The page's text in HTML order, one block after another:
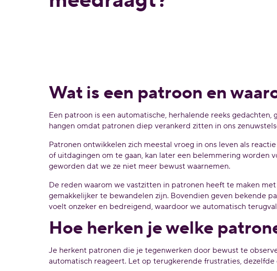
Wat is een patroon en
Een patroon is een automatische, herhalende reeks
hangen omdat patronen diep verankerd zitten in ons
Patronen ontwikkelen zich meestal vroeg in ons leven als
of uitdagingen om te gaan, kan later een belemmering worden
geworden dat we ze niet meer bewust waarnemen.
De reden waarom we vastzitten in patronen heeft te maken
gemakkelijker te bewandelen zijn. Bovendien geven bekende
voelt onzeker en bedreigend, waardoor we automatisch
Hoe herken je welke
Je herkent patronen die je tegenwerken door bewust te
automatisch reageert. Let op terugkerende frustraties,